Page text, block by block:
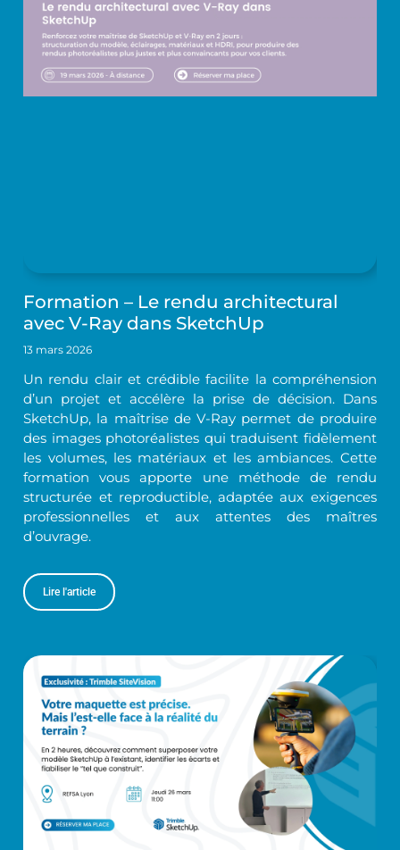
Formation – Le rendu architectural
avec V-Ray dans SketchUp
13 mars 2026
Un rendu clair et crédible facilite la compréhension
d’un projet et accélère la prise de décision. Dans
SketchUp, la maîtrise de V-Ray permet de produire
des images photoréalistes qui traduisent fidèlement
les volumes, les matériaux et les ambiances. Cette
formation vous apporte une méthode de rendu
structurée et reproductible, adaptée aux exigences
professionnelles et aux attentes des maîtres
d’ouvrage.
Lire l'article